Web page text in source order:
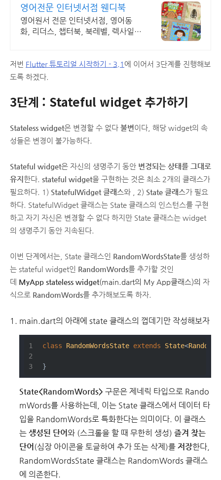
영어전문 인터넷서점 웬디북
영어원서 전문 인터넷서점, 영어동
화, 리더스, 챕터북, 북레벨, 렉사일지
저번 Flutter 튜토리얼 시작하기 - 3.1 에 이어서 3단계를 진행해보
도록 하겠다.
3단계 : Stateful widget 추가하기
Stateless widget은 변경할 수 없다 불변 이다, 해당 widget의 속
성들은 변경이 불가능하다.
Stateful widget은 자신의 생명주기 동안 변경되는 상태를 그대로
유지 한다. stateful widget을 구현하는 것은 최소 2개의 클래스가
필요하다. 1) StatefulWidget 클래스와 , 2) State 클래스가 필요
하다. StatefulWidget 클래스는 State 클래스의 인스턴스를 구현
하고 자기 자신은 변경할 수 없다 하지만 State 클래스는 widget
의 생명주기 동안 지속된다.
이번 단계에서는, State 클래스인 RandomWordsState를 생성하
는 stateful widget인 RandomWords를 추가할 것인
데 MyApp stateless widget(main.dart의 My App클래스)의 자
식으로 RandomWords를 추가해보도록 하자.
main.dart의 아래에 state 클래스의 껍데기만 작성해보자
class RandomWordsState extends State<
}
State<RandomWords> 구문은 제네릭 타입으로 Rando
mWords를 사용하는데, 이는 State 클래스에서 데이터 타
입을 RandomWords로 특화한다는 의미이다. 이 클래스
는 생성된 단어와 (스크롤을 할 때 무한히 생성) 즐겨 찾는
단어 (심장 아이콘을 토글하여 추가 또는 삭제)를 저장한다,
RandomWordsState 클래스는 RandomWords 클래스
에 의존한다.